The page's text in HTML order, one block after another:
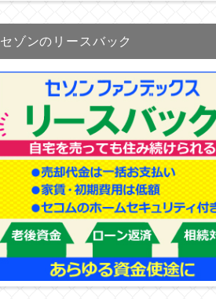
セゾンのリースバック